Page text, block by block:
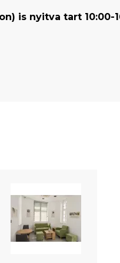
is nyitva tart 10:00-